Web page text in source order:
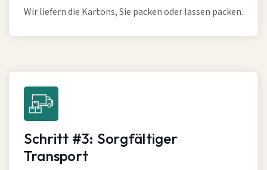
Wir liefern die Kartons, Sie packen oder lassen packen.
Schritt #3: Sorgfältiger
Transport